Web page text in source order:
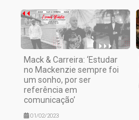
Mack & Carreira: ‘Estudar
no Mackenzie sempre foi
um sonho, por ser
referência em
comunicação’
01/02/2023